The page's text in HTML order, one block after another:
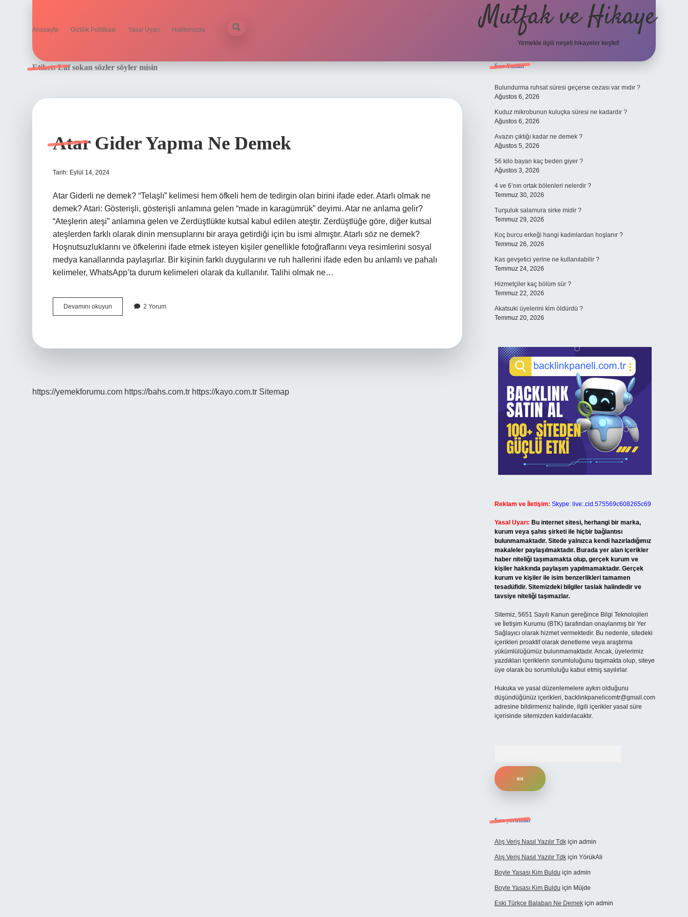
Anasayfa Gizlilik Politikası Yasal Uyarı Hakkımızda Mutfak ve Hikaye
Yemekle ilgili neşeli hikayeler keşfet!
Etiket:Laf sokan sözler söyler misin
Atar Gider Yapma Ne Demek
Tarih: Eylül 14, 2024
Atar Giderli ne demek? “Telaşlı” kelimesi hem öfkeli hem de tedirgin olan birini ifade eder. Atarlı olmak ne
demek? Atari: Gösterişli, gösterişli anlamına gelen “made in karagümrük” deyimi. Atar ne anlama gelir?
“Ateşlerin ateşi” anlamına gelen ve Zerdüştlükte kutsal kabul edilen ateştir. Zerdüştlüğe göre, diğer kutsal
ateşlerden farklı olarak dinin mensuplarını bir araya getirdiği için bu ismi almıştır. Atarlı söz ne demek?
Hoşnutsuzluklarını ve öfkelerini ifade etmek isteyen kişiler genellikle fotoğraflarını veya resimlerini sosyal
medya kanallarında paylaşırlar. Bir kişinin farklı duygularını ve ruh hallerini ifade eden bu anlamlı ve pahalı
kelimeler, WhatsApp’ta durum kelimeleri olarak da kullanılır. Talihi olmak ne…
Devamını okuyun
Gider
2 Yorum
https://yemekforumu.com https://bahs.com.tr https://kayo.com.tr Sitemap
Sidebar
Son Yazılar
Bulundurma ruhsat süresi geçerse cezası var mıdır ?
Ağustos 6, 2026
Kuduz mikrobunun kuluçka süresi ne kadardır ?
Ağustos 6, 2026
Avazın çıktığı kadar ne demek ?
Ağustos 5, 2026
56 kilo bayan kaç beden giyer ?
Ağustos 3, 2026
4 ve 6’nın ortak bölenleri nelerdir ?
Temmuz 30, 2026
Turşuluk salamura sirke midir ?
Temmuz 29, 2026
Koç burcu erkeği hangi kadınlardan hoşlanır ?
Temmuz 26, 2026
Kas gevşetici yerine ne kullanılabilir ?
Temmuz 24, 2026
Hizmetçiler kaç bölüm sür ?
Temmuz 22, 2026
Akatsuki üyelerini kim öldürdü ?
Temmuz 20, 2026
Reklam ve İletişim: Skype: live:.cid.575569c608265c69
Yasal Uyarı: Bu internet sitesi, herhangi bir marka,
kurum veya şahıs şirketi ile hiçbir bağlantısı
bulunmamaktadır. Sitede yalnızca kendi hazırladığımız
makaleler paylaşılmaktadır. Burada yer alan içerikler
haber niteliği taşımamakta olup, gerçek kurum ve
kişiler hakkında paylaşım yapılmamaktadır. Gerçek
kurum ve kişiler ile isim benzerlikleri tamamen
tesadüfidir. Sitemizdeki bilgiler taslak halindedir ve
tavsiye niteliği taşımazlar.
Sitemiz, 5651 Sayılı Kanun gereğince Bilgi Teknolojileri
ve İletişim Kurumu (BTK) tarafından onaylanmış bir Yer
Sağlayıcı olarak hizmet vermektedir. Bu nedenle, sitedeki
içerikleri proaktif olarak denetleme veya araştırma
yükümlülüğümüz bulunmamaktadır. Ancak, üyelerimiz
yazdıkları içeriklerin sorumluluğunu taşımakta olup, siteye
üye olarak bu sorumluluğu kabul etmiş sayılırlar.
Hukuka ve yasal düzenlemelere aykırı olduğunu
düşündüğünüz içerikleri, backlinkpanelicomtr@gmail.com
adresine bildirmeniz halinde, ilgili içerikler yasal süre
içerisinde sitemizden kaldırılacaktır.
Son yorumlar
Alış Veriş Nasıl Yazılır Tdkiçin admin
Alış Veriş Nasıl Yazılır Tdkiçin YörükAli
Boyle Yasası Kim Buldu için admin
Boyle Yasası Kim Buldu için Müjde
Eski Türkçe Balaban Ne Demekiçin admin